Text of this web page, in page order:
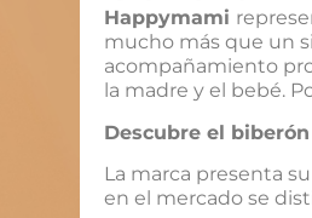
Happymami
mucho más que un
acompañamiento
la madre y el bebé.
Descubre el
La marca presenta
en el mercado se